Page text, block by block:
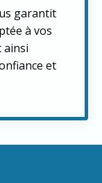
garantit
à vos
ainsi
et